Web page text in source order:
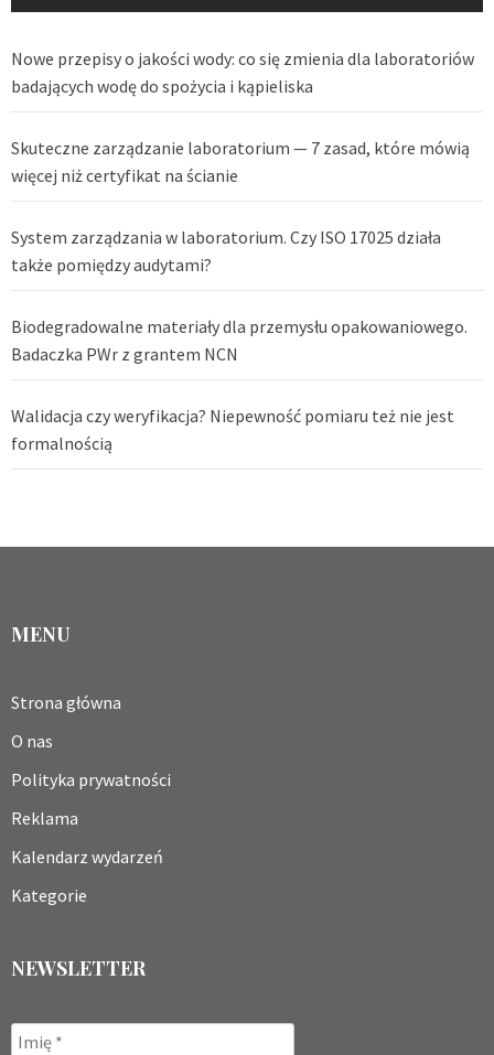
Nowe przepisy o jakości wody: co się zmienia dla laboratoriów
badających wodę do spożycia i kąpieliska
Skuteczne zarządzanie laboratorium — 7 zasad, które mówią
więcej niż certyfikat na ścianie
System zarządzania w laboratorium. Czy ISO 17025 działa
także pomiędzy audytami?
Biodegradowalne materiały dla przemysłu opakowaniowego.
Badaczka PWr z grantem NCN
Walidacja czy weryfikacja? Niepewność pomiaru też nie jest
formalnością
MENU
Strona główna
O nas
Polityka prywatności
Reklama
Kalendarz wydarzeń
Kategorie
NEWSLETTER